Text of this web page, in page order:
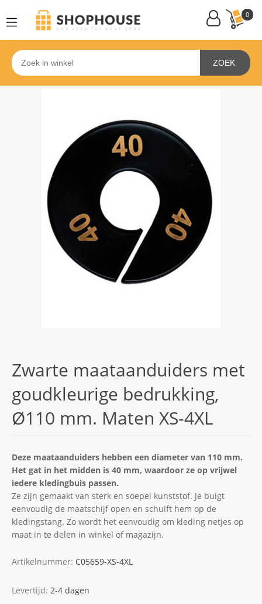
0
ZOEK
Zwarte maataanduiders met
goudkleurige bedrukking,
Ø110 mm. Maten XS-4XL
Deze maataanduiders hebben een diameter van 110 mm.
Het gat in het midden is 40 mm, waardoor ze op vrijwel
iedere kledingbuis passen.
Ze zijn gemaakt van sterk en soepel kunststof. Je buigt
eenvoudig de maatschijf open en schuift hem op de
kledingstang. Zo wordt het eenvoudig om kleding netjes op
maat in te delen in winkel of magazijn.
Artikelnummer: C05659-XS-4XL
Levertijd: 2-4 dagen